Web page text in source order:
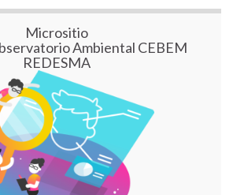
Micrositio
Ambiental CEBEM
REDESMA